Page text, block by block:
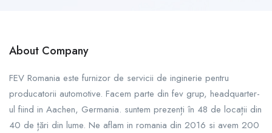
About Company
FEV Romania este furnizor de servicii de inginerie pentru
producatorii automotive. Facem parte din fev grup, headquarter-
ul fiind in Aachen, Germania. suntem prezenți în 48 de locații din
40 de țări din lume. Ne aflam in romania din 2016 si avem 200